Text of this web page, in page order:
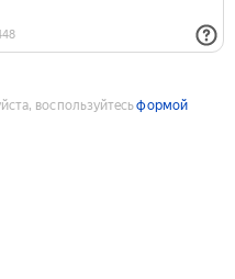
воспользуйтесьформой